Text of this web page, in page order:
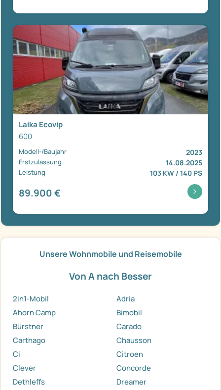
Laika Ecovip
600
Modell-/Baujahr 2023
Erstzulassung 14.08.2025
Leistung 103 KW / 140 PS
89.900 €
Unsere Wohnmobile und Reisemobile
Von A nach Besser
2in1-Mobil
Adria
Ahorn Camp
Bimobil
Bürstner
Carado
Carthago
Chausson
Ci
Citroen
Clever
Concorde
Dethleffs
Dreamer